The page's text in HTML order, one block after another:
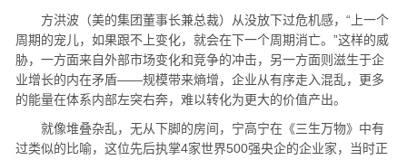
方洪波（美的集团董事长兼总裁）从没放下过危机感，“上一个
周期的宠儿，如果跟不上变化，就会在下一个周期消亡。”这样的威
胁，一方面来自外部市场变化和竞争的冲击，另一方面则滋生于企
业增长的内在矛盾——规模带来熵增，企业从有序走入混乱，更多
的能量在体系内部左突右奔，难以转化为更大的价值产出。
就像堆叠杂乱，无从下脚的房间，宁高宁在《三生万物》中有
过类似的比喻，这位先后执掌4家世界500强央企的企业家，当时正